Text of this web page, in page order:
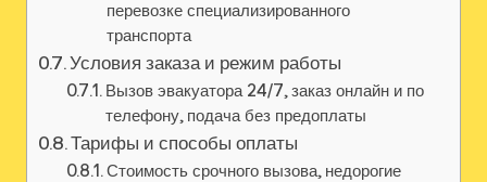
перевозке специализированного
транспорта
Условия заказа и режим работы
Вызов эвакуатора 24/7, заказ онлайн и по
телефону, подача без предоплаты
Тарифы и способы оплаты
Стоимость срочного вызова, недорогие